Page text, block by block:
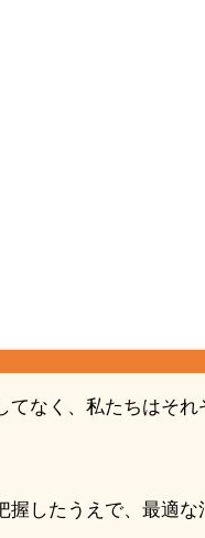
てなく、私たちはそれ
したうえで、最適な